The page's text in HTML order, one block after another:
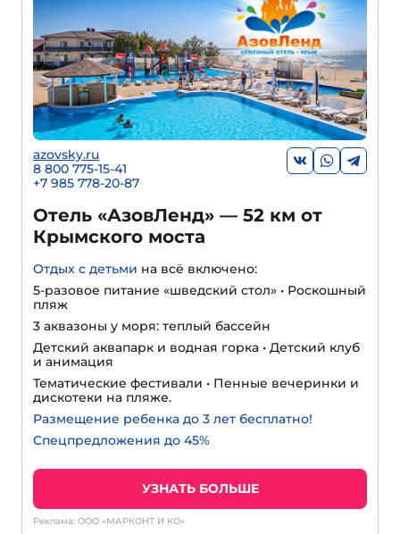
azovsky.ru
8 800 775-15-41
+7 985 778-20-87
Отель «АзовЛенд» — 52 км от
Крымского моста
Отдых с детьми на всё включено:
5-разовое питание «шведский стол» • Роскошный
пляж
3 аквазоны у моря: теплый бассейн
Детский аквапарк и водная горка • Детский клуб
и анимация
Тематические фестивали • Пенные вечеринки и
дискотеки на пляже.
Размещение ребенка до 3 лет бесплатно!
Спецпредложения до 45%
УЗНАТЬ БОЛЬШЕ
Реклама: ООО «МАРКОНТ И КО»